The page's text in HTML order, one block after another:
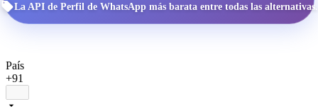
La API de Perfil de WhatsApp más barata entre todas las alternativas.
País
+91